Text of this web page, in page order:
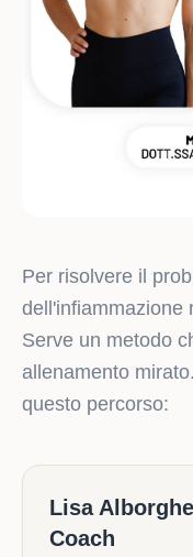
Per risolvere il
dell'infiammazione
Serve un metodo
allenamento
questo percorso:
Lisa
Coach